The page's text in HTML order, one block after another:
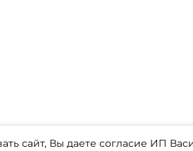
сайт, Вы даете согласие ИП